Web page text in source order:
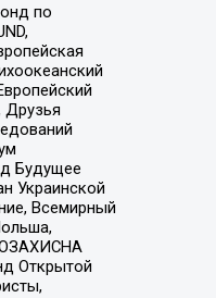
по
Друзья
Будущее
Украинской
Всемирный
Открытой